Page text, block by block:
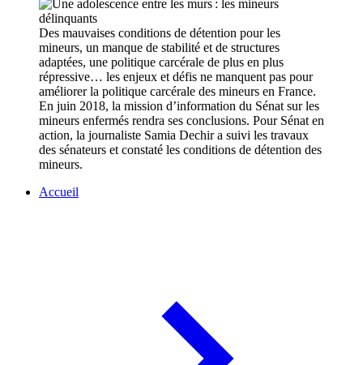
Des mauvaises conditions de détention pour les
mineurs, un manque de stabilité et de structures
adaptées, une politique carcérale de plus en plus
répressive… les enjeux et défis ne manquent pas pour
améliorer la politique carcérale des mineurs en France.
En juin 2018, la mission d’information du Sénat sur les
mineurs enfermés rendra ses conclusions. Pour Sénat en
action, la journaliste Samia Dechir a suivi les travaux
des sénateurs et constaté les conditions de détention des
mineurs.
Accueil